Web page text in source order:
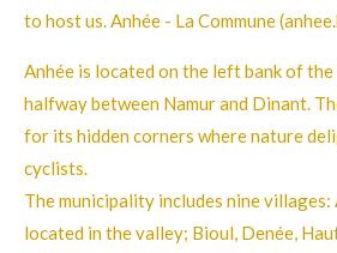
to host us. Anhée - La Commune
Anhée is located on the left bank of
halfway between Namur and Dinant.
for its hidden corners where nature
cyclists.
The municipality includes nine villages:
located in the valley; Bioul, Denée,